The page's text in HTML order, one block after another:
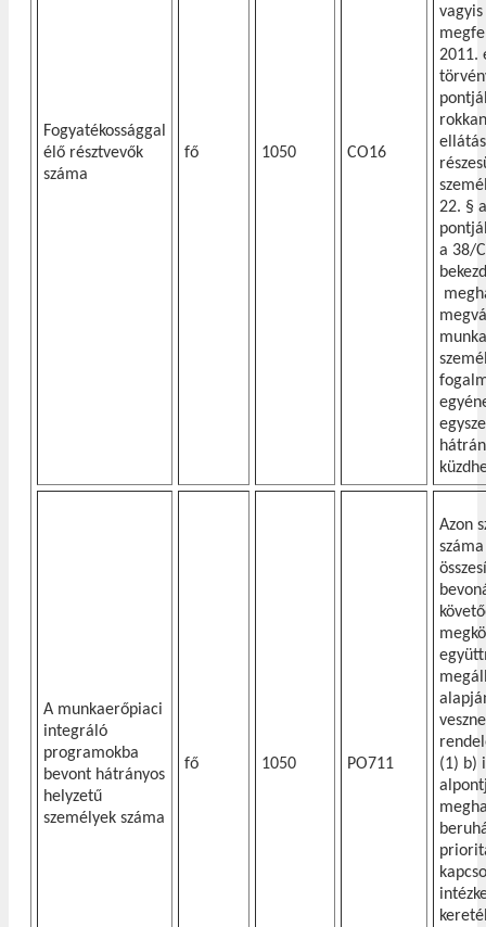
Fogyatékossággal
élő résztvevők
száma
fő 1050 CO16
vagyis
2011.
22. §
a 38/
A munkaerőpiaci
integráló
programokba
bevont hátrányos
helyzetű
személyek száma
fő 1050 PO711
Azon
száma
(1) b)